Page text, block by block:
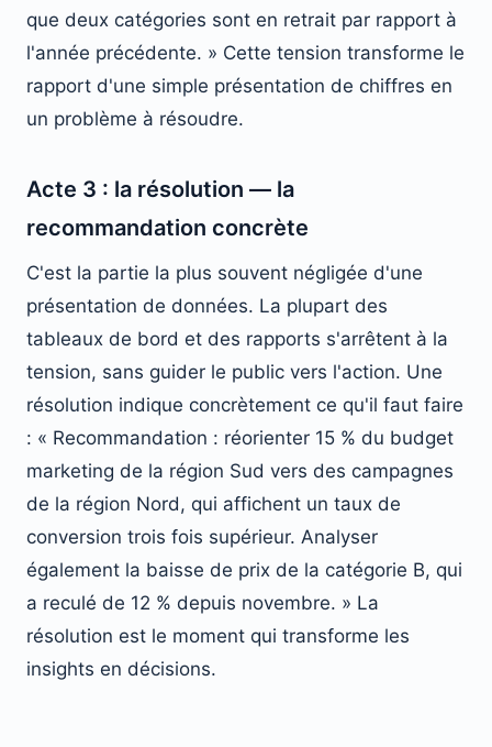
que deux catégories sont en retrait par rapport à
l'année précédente. » Cette tension transforme le
rapport d'une simple présentation de chiffres en
un problème à résoudre.
Acte 3 : la résolution — la
recommandation concrète
C'est la partie la plus souvent négligée d'une
présentation de données. La plupart des
tableaux de bord et des rapports s'arrêtent à la
tension, sans guider le public vers l'action. Une
résolution indique concrètement ce qu'il faut faire
: « Recommandation : réorienter 15 % du budget
marketing de la région Sud vers des campagnes
de la région Nord, qui affichent un taux de
conversion trois fois supérieur. Analyser
également la baisse de prix de la catégorie B, qui
a reculé de 12 % depuis novembre. » La
résolution est le moment qui transforme les
insights en décisions.